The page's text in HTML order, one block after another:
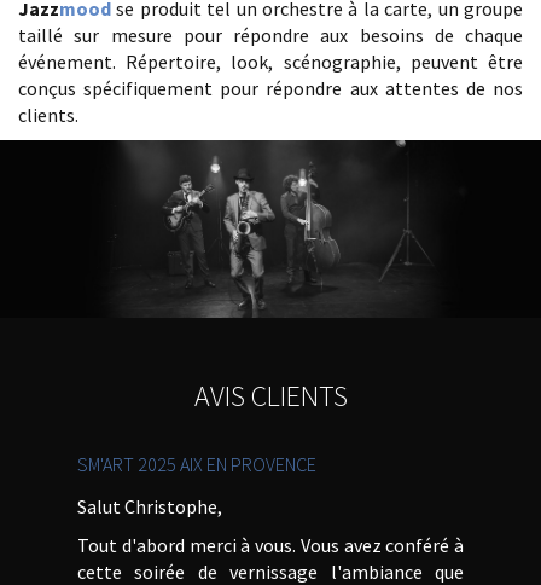
Jazzmood se produit tel un orchestre à la carte, un groupe
taillé sur mesure pour répondre aux besoins de chaque
événement. Répertoire, look, scénographie, peuvent être
conçus spécifiquement pour répondre aux attentes de nos
clients.
AVIS CLIENTS
SM'ART 2025 AIX EN PROVENCE
Salut Christophe,
Tout d'abord merci à vous. Vous avez conféré à
cette soirée de vernissage l'ambiance que